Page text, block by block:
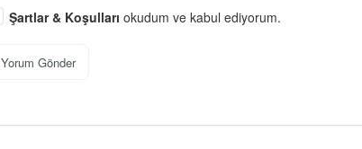
Şartlar & Koşullarıokudum ve kabul ediyorum.
Yorum Gönder